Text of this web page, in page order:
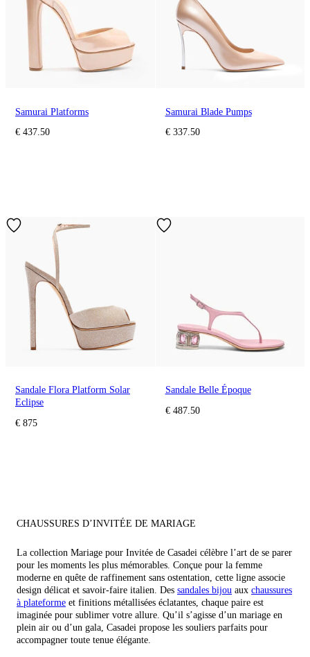
Samurai Platforms
€ 437.50
Samurai Blade Pumps
€ 337.50
Sandale Flora Platform Solar
Eclipse
€ 875
Sandale Belle Époque
€ 487.50
CHAUSSURES D’INVITÉE DE MARIAGE
La collection Mariage pour Invitée de Casadei célèbre l’art de se parer
pour les moments les plus mémorables. Conçue pour la femme
moderne en quête de raffinement sans ostentation, cette ligne associe
design délicat et savoir-faire italien. Des sandales bijou aux chaussures
à plateforme et finitions métallisées éclatantes, chaque paire est
imaginée pour sublimer votre allure. Qu’il s’agisse d’un mariage en
plein air ou d’un gala, Casadei propose les souliers parfaits pour
accompagner toute tenue élégante.